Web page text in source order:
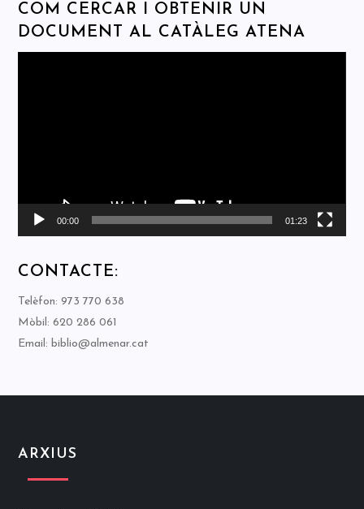
COM CERCAR I OBTENIR UN
DOCUMENT AL CATÀLEG ATENA
00:00 01:23
CONTACTE:
Telèfon: 973 770 638
Mòbil: 620 286 061
Email: biblio@almenar.cat
ARXIUS